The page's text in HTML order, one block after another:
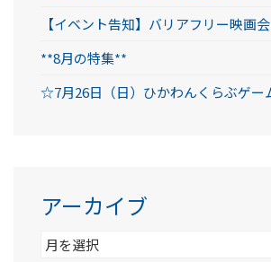
【イベント告知】バリアフリー映画
**8月の特集**
☆7月26日（日）ひかわんくらぶゲ
アーカイブ
ア